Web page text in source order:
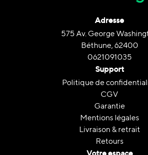
Adresse
575 Av. George
Béthune, 62400
0621091035
Support
Politique de
CGV
Garantie
Mentions légales
Livraison & retrait
Retours
Votre espace